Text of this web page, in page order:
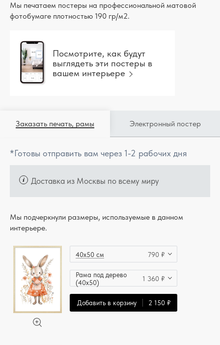
Мы печатаем постеры на профессиональной матовой
фотобумаге плотностью 190 гр/м2.
Посмотрите, как будут
выглядеть эти постеры в
вашем интерьере
Заказать печать, рамы Электронный постер
*Готовы отправить вам через 1-2 рабочих дня
Доставка из Москвы по всему миру
Мы подчеркнули размеры, используемые в данном
интерьере.
40x50 см 790 ₽
Рама под дерево
(40x50)
1 360 ₽
Добавить в корзину 2 150 ₽